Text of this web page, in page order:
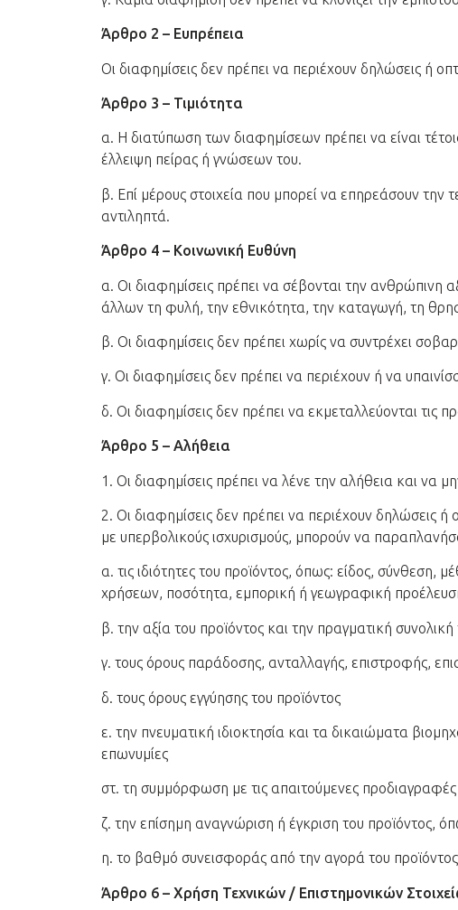
Άρθρο 2 – Ευπρέπεια
Οι διαφημίσεις δεν πρέπει να περιέχουν δηλώσεις ή
Άρθρο 3 – Τιμιότητα
α. Η διατύπωση των διαφημίσεων πρέπει να είναι
έλλειψη πείρας ή γνώσεων του.
β. Επί μέρους στοιχεία που μπορεί να επηρεάσουν
αντιληπτά.
Άρθρο 4 – Κοινωνική Ευθύνη
α. Οι διαφημίσεις πρέπει να σέβονται την ανθρώπινη
άλλων τη φυλή, την εθνικότητα, την καταγωγή, τη
β. Οι διαφημίσεις δεν πρέπει χωρίς να συντρέχει
γ. Οι διαφημίσεις δεν πρέπει να περιέχουν ή να
δ. Οι διαφημίσεις δεν πρέπει να εκμεταλλεύονται τις
Άρθρο 5 – Αλήθεια
1. Οι διαφημίσεις πρέπει να λένε την αλήθεια και να
2. Οι διαφημίσεις δεν πρέπει να περιέχουν δηλώσεις
με υπερβολικούς ισχυρισμούς, μπορούν να
α. τις ιδιότητες του προϊόντος, όπως: είδος, σύνθεση,
χρήσεων, ποσότητα, εμπορική ή γεωγραφική
β. την αξία του προϊόντος και την πραγματική συνολική
γ. τους όρους παράδοσης, ανταλλαγής, επιστροφής,
δ. τους όρους εγγύησης του προϊόντος
ε. την πνευματική ιδιοκτησία και τα δικαιώματα
επωνυμίες
στ. τη συμμόρφωση με τις απαιτούμενες προδιαγραφές
ζ. την επίσημη αναγνώριση ή έγκριση του προϊόντος,
η. το βαθμό συνεισφοράς από την αγορά του
Άρθρο 6 – Χρήση Τεχνικών / Επιστημονικών